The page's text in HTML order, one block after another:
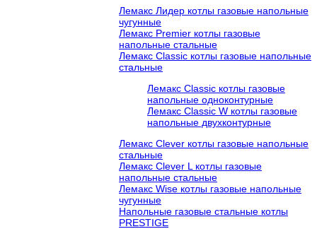
Лемакс Лидер котлы газовые напольные
чугунные
Лемакс Premier котлы газовые
напольные стальные
Лемакс Classic котлы газовые напольные
стальные
Лемакс Classic котлы газовые
напольные одноконтурные
Лемакс Classic W котлы газовые
напольные двухконтурные
Лемакс Clever котлы газовые напольные
стальные
Лемакс Clever L котлы газовые
напольные стальные
Лемакс Wise котлы газовые напольные
чугунные
Напольные газовые стальные котлы
PRESTIGE